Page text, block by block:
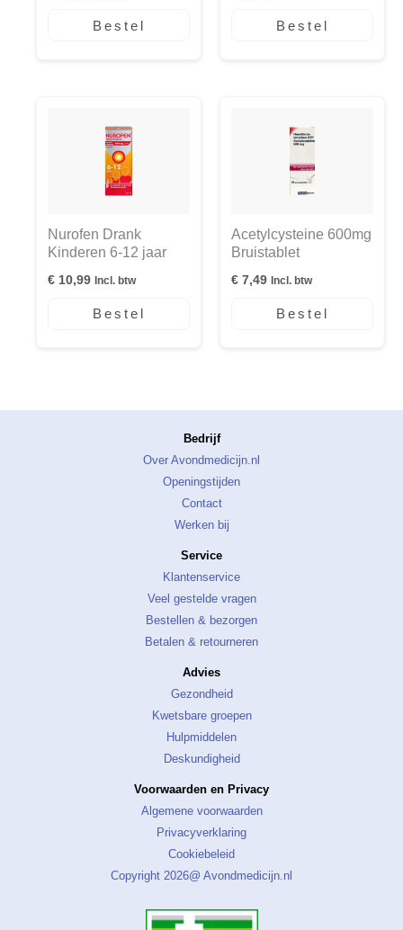
Bestel Bestel
Nurofen Drank
Kinderen 6-12 jaar
€ 10,99 Incl. btw
Bestel
Acetylcysteine 600mg
Bruistablet
€ 7,49 Incl. btw
Bestel
Bedrijf
Over Avondmedicijn.nl
Openingstijden
Contact
Werken bij
Service
Klantenservice
Veel gestelde vragen
Bestellen & bezorgen
Betalen & retourneren
Advies
Gezondheid
Kwetsbare groepen
Hulpmiddelen
Deskundigheid
Voorwaarden en Privacy
Algemene voorwaarden
Privacyverklaring
Cookiebeleid
Copyright 2026@ Avondmedicijn.nl